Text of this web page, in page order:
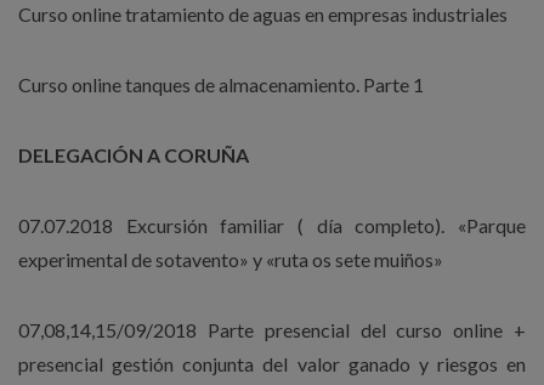
Curso online tratamiento de aguas en empresas industriales
Curso online tanques de almacenamiento. Parte 1
DELEGACIÓN A CORUÑA
07.07.2018 Excursión familiar ( día completo). «Parque
experimental de sotavento» y «ruta os sete muiños»
07,08,14,15/09/2018 Parte presencial del curso online +
presencial gestión conjunta del valor ganado y riesgos en